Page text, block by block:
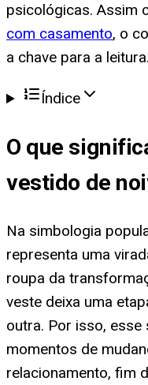
psicológicas. Assim
com casamento, o
a chave para a leitura.
Índice
O que
vestido de
Na simbologia
representa uma
roupa da
veste deixa uma
outra. Por isso,
momentos de
relacionamento, fim